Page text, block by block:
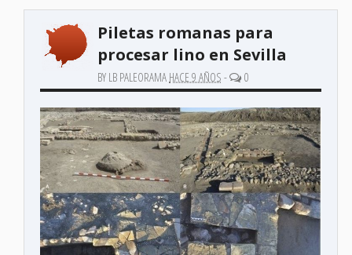
Piletas romanas para
procesar lino en Sevilla
BY LB PALEORAMA HACE 9 AÑOS - 0